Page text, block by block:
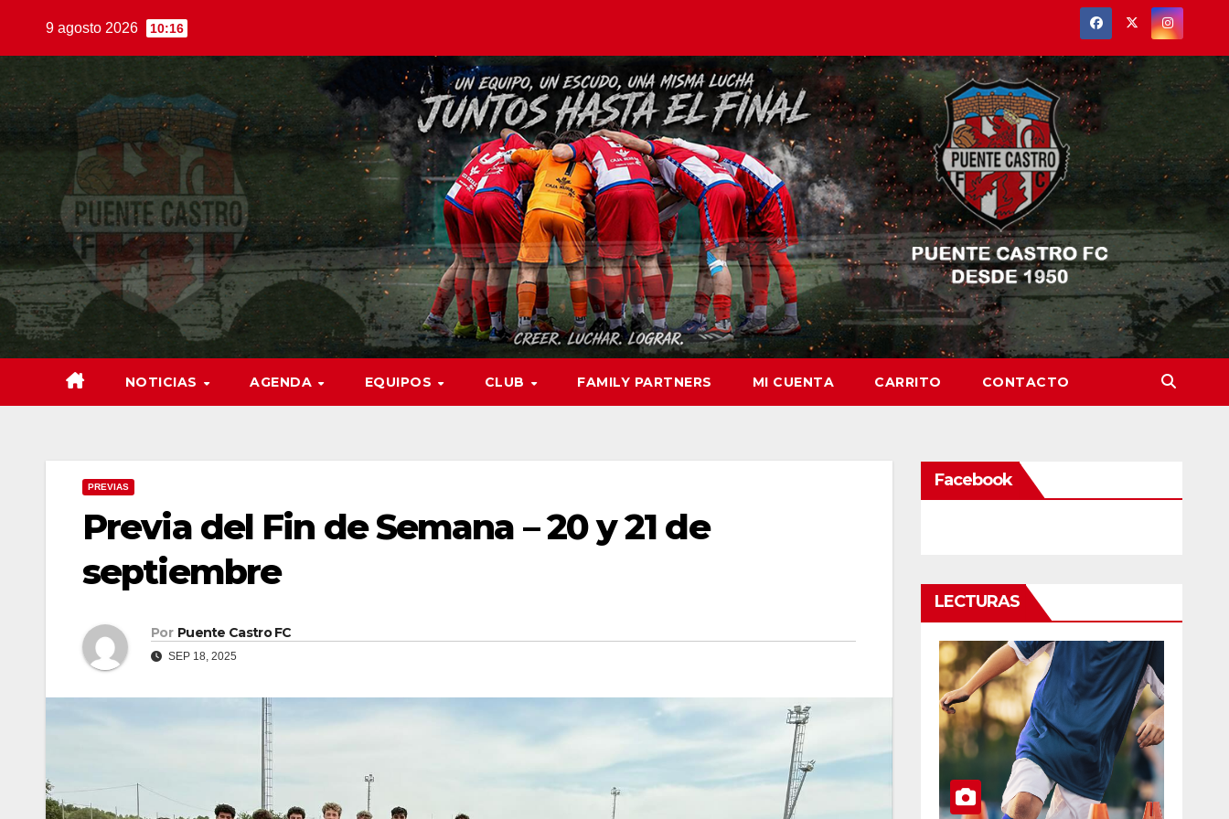
9 agosto 2026 10:16
NOTICIAS AGENDA EQUIPOS CLUB FAMILY PARTNERS MI CUENTA CARRITO CONTACTO
PREVIAS
Previa del Fin de Semana – 20 y 21 de
septiembre
Por Puente Castro FC
SEP 18, 2025
Facebook
LECTURAS